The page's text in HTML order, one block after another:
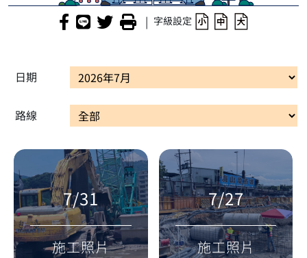
| 字級設定
日期
路線
7/31
施工照片
7/27
施工照片